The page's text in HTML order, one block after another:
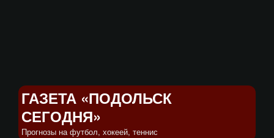
ГАЗЕТА «ПОДОЛЬСК
СЕГОДНЯ»
Прогнозы на футбол, хокеей, теннис